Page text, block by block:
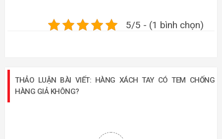
5/5 - (1 bình chọn)
THẢO LUẬN BÀI VIẾT: HÀNG XÁCH TAY CÓ TEM CHỐNG
HÀNG GIẢ KHÔNG?